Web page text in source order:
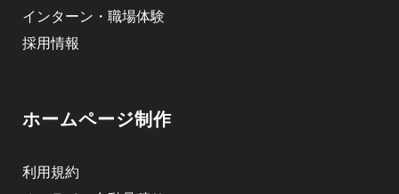
インターン・職場体験
採用情報
ホームページ制作
利用規約